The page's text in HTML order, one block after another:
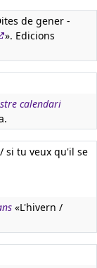
de gener -
». Edicions
calendari
si tu veux qu'il se
«L'hivern /